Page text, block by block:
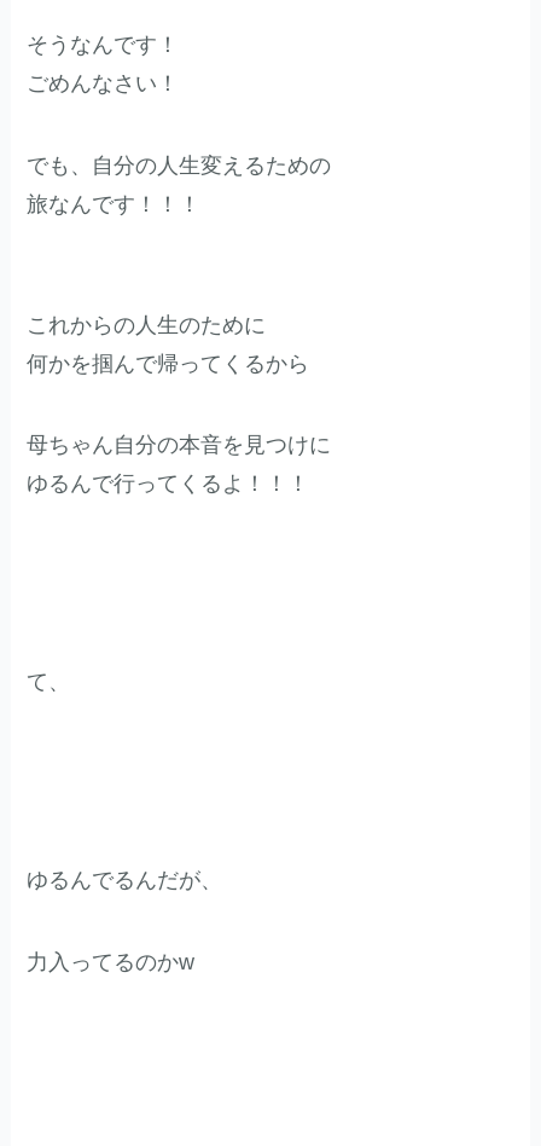
そうなんです！
ごめんなさい！
でも、自分の人生変えるための
旅なんです！！！
これからの人生のために
何かを掴んで帰ってくるから
母ちゃん自分の本音を見つけに
ゆるんで行ってくるよ！！！
て、
ゆるんでるんだが、
力入ってるのかw